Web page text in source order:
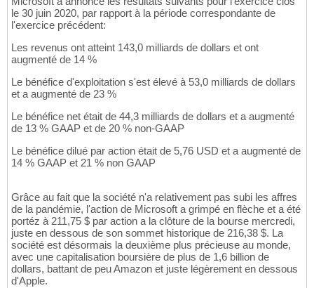
le 30 juin 2020, par rapport à la période correspondante de
l'exercice précédent:
Les revenus ont atteint 143,0 milliards de dollars et ont
augmenté de 14 %
Le bénéfice d'exploitation s'est élevé à 53,0 milliards de dollars
et a augmenté de 23 %
Le bénéfice net était de 44,3 milliards de dollars et a augmenté
de 13 % GAAP et de 20 % non-GAAP
Le bénéfice dilué par action était de 5,76 USD et a augmenté de
14 % GAAP et 21 % non GAAP
Grâce au fait que la société n'a relativement pas subi les affres
de la pandémie, l'action de Microsoft a grimpé en flèche et a été
portéz à 211,75 $ par action a la clôture de la bourse mercredi,
juste en dessous de son sommet historique de 216,38 $. La
société est désormais la deuxième plus précieuse au monde,
avec une capitalisation boursière de plus de 1,6 billion de
dollars, battant de peu Amazon et juste légèrement en dessous
d'Apple.